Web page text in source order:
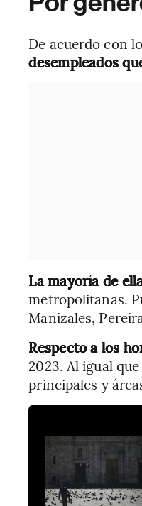
De acuerdo con
desempleados
La mayoría de
metropolitanas.
Manizales,
Respecto a los
2023. Al igual
principales y